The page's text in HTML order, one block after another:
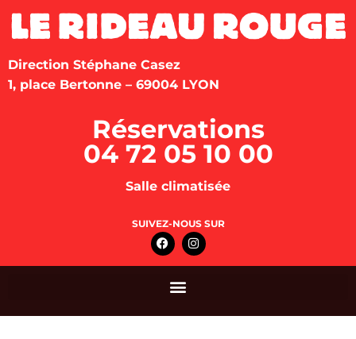
Direction Stéphane Casez
1, place Bertonne – 69004 LYON
Réservations
04 72 05 10 00
Salle climatisée
SUIVEZ-NOUS SUR